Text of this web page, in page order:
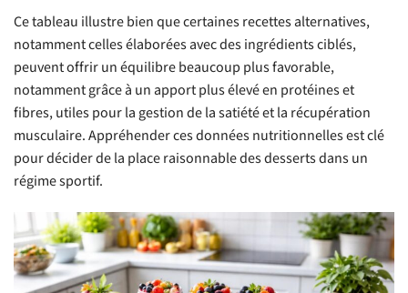
Ce tableau illustre bien que certaines recettes alternatives,
notamment celles élaborées avec des ingrédients ciblés,
peuvent offrir un équilibre beaucoup plus favorable,
notamment grâce à un apport plus élevé en protéines et
fibres, utiles pour la gestion de la satiété et la récupération
musculaire. Appréhender ces données nutritionnelles est clé
pour décider de la place raisonnable des desserts dans un
régime sportif.